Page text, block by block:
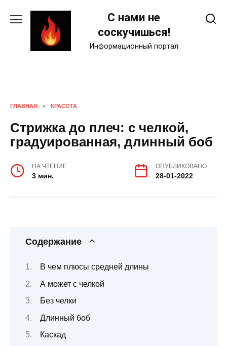
С нами не
соскучишься!
Информационный портал
ГЛАВНАЯ » КРАСОТА
Стрижка до плеч: с челкой,
градуированная, длинный боб
НА ЧТЕНИЕ
3 мин.
ОПУБЛИКОВАНО
28-01-2022
Содержание
В чем плюсы средней длины
А может с челкой
Без челки
Длинный боб
Каскад